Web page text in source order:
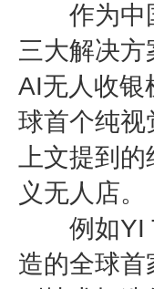
作为中国
三大解决
AI无人收银
球首个纯视
上文提到
义无人店。
例如YI
造的全球